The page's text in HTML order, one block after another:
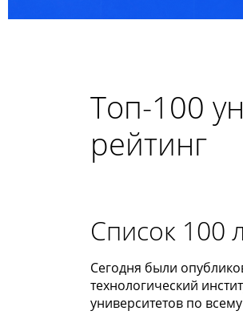
Топ-100
рейтинг
Список 100
Сегодня были
технологический
университетов пo